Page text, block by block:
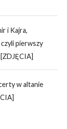
i Kajra,
pierwszy
w altanie